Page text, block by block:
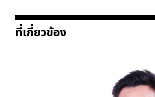
ที่เกี่ยวข้อง